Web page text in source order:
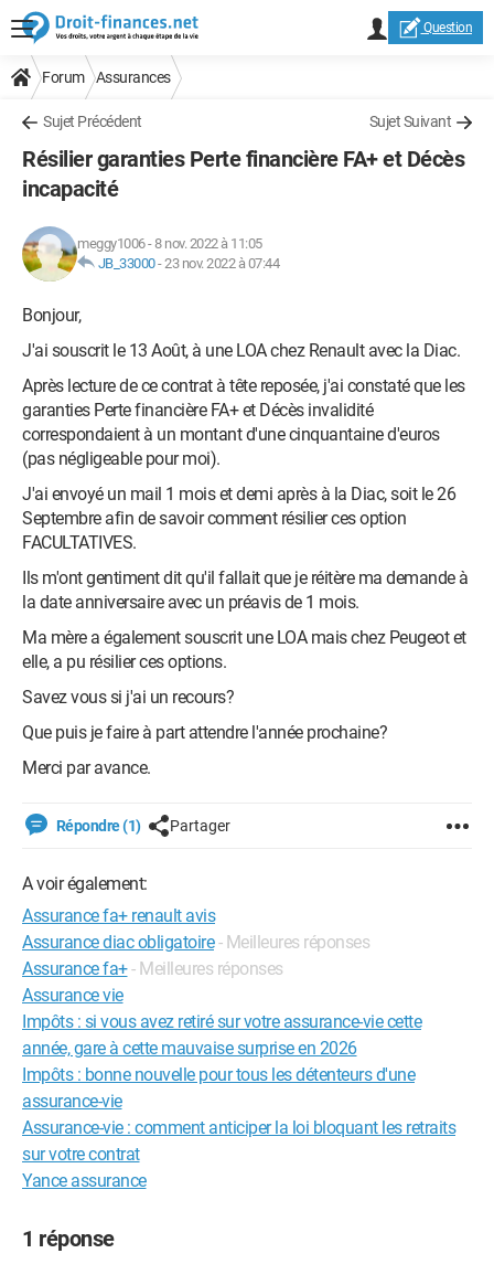
Question
Forum Assurances
Sujet Précédent Sujet Suivant
Résilier garanties Perte financière FA+ et Décès
incapacité
meggy1006-8 nov. 2022 à 11:05
JB_33000-23 nov. 2022 à 07:44
Bonjour,
J'ai souscrit le 13 Août, à une LOA chez Renault avec la Diac.
Après lecture de ce contrat à tête reposée, j'ai constaté que les
garanties Perte financière FA+ et Décès invalidité
correspondaient à un montant d'une cinquantaine d'euros
(pas négligeable pour moi).
J'ai envoyé un mail 1 mois et demi après à la Diac, soit le 26
Septembre afin de savoir comment résilier ces option
FACULTATIVES.
Ils m'ont gentiment dit qu'il fallait que je réitère ma demande à
la date anniversaire avec un préavis de 1 mois.
Ma mère a également souscrit une LOA mais chez Peugeot et
elle, a pu résilier ces options.
Savez vous si j'ai un recours?
Que puis je faire à part attendre l'année prochaine?
Merci par avance.
Répondre (1) Partager
A voir également:
Assurance fa+ renault avis
Assurance diac obligatoire - Meilleures réponses
Assurance fa+- Meilleures réponses
Assurance vie
Impôts : si vous avez retiré sur votre assurance-vie cette
année, gare à cette mauvaise surprise en 2026
Impôts : bonne nouvelle pour tous les détenteurs d'une
assurance-vie
Assurance-vie : comment anticiper la loi bloquant les retraits
sur votre contrat
Yance assurance
1 réponse